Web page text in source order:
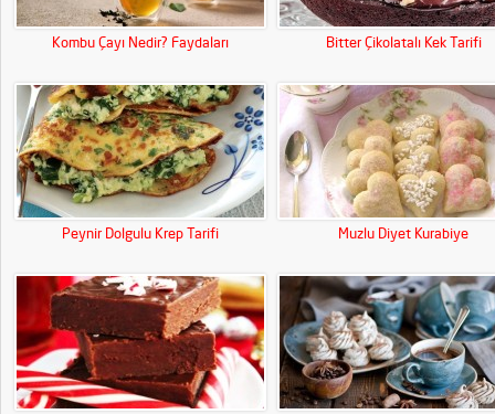
Kombu Çayı Nedir? Faydaları Bitter Çikolatalı Kek Tarifi
Peynir Dolgulu Krep Tarifi Muzlu Diyet Kurabiye